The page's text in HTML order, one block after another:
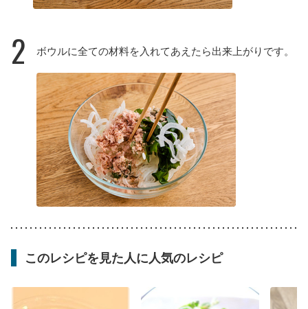
2 ボウルに全ての材料を入れてあえたら出来上がりです。
このレシピを見た人に人気のレシピ